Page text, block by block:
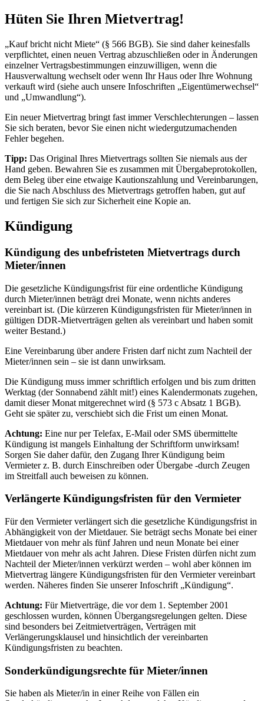
Hüten Sie Ihren Mietvertrag!
„Kauf bricht nicht Miete“ (§ 566 BGB). Sie sind daher keinesfalls
verpflichtet, einen neuen Vertrag abzuschließen oder in Änderungen
einzelner Vertragsbestimmungen einzuwilligen, wenn die
Hausverwaltung wechselt oder wenn Ihr Haus oder Ihre Wohnung
verkauft wird (siehe auch unsere Infoschriften „Eigentümerwechsel“
und „Umwandlung“).
Ein neuer Mietvertrag bringt fast immer Verschlechterungen – lassen
Sie sich beraten, bevor Sie einen nicht wiedergutzumachenden
Fehler begehen.
Tipp: Das Original Ihres Mietvertrags sollten Sie niemals aus der
Hand geben. Bewahren Sie es zusammen mit Übergabeprotokollen,
dem Beleg über eine etwaige Kautionszahlung und Vereinbarungen,
die Sie nach Abschluss des Mietvertrags getroffen haben, gut auf
und fertigen Sie sich zur Sicherheit eine Kopie an.
Kündigung
Kündigung des unbefristeten Mietvertrags durch
Mieter/innen
Die gesetzliche Kündigungsfrist für eine ordentliche Kündigung
durch Mieter/innen beträgt drei Monate, wenn nichts anderes
vereinbart ist. (Die kürzeren Kündigungsfristen für Mieter/innen in
gültigen DDR-Mietverträgen gelten als vereinbart und haben somit
weiter Bestand.)
Eine Vereinbarung über andere Fristen darf nicht zum Nachteil der
Mieter/innen sein – sie ist dann unwirksam.
Die Kündigung muss immer schriftlich erfolgen und bis zum dritten
Werktag (der Sonnabend zählt mit!) eines Kalendermonats zugehen,
damit dieser Monat mitgerechnet wird (§ 573 c Absatz 1 BGB).
Geht sie später zu, verschiebt sich die Frist um einen Monat.
Achtung: Eine nur per Telefax, E-Mail oder SMS übermittelte
Kündigung ist mangels Einhaltung der Schriftform unwirksam!
Sorgen Sie daher dafür, den Zugang Ihrer Kündigung beim
Vermieter z. B. durch Einschreiben oder Übergabe -durch Zeugen
im Streitfall auch beweisen zu können.
Verlängerte Kündigungsfristen für den Vermieter
Für den Vermieter verlängert sich die gesetzliche Kündigungsfrist in
Abhängigkeit von der Mietdauer. Sie beträgt sechs Monate bei einer
Mietdauer von mehr als fünf Jahren und neun Monate bei einer
Mietdauer von mehr als acht Jahren. Diese Fristen dürfen nicht zum
Nachteil der Mieter/innen verkürzt werden – wohl aber können im
Mietvertrag längere Kündigungsfristen für den Vermieter vereinbart
werden. Näheres finden Sie unserer Infoschrift „Kündigung“.
Achtung: Für Mietverträge, die vor dem 1. September 2001
geschlossen wurden, können Übergangsregelungen gelten. Diese
sind besonders bei Zeitmietverträgen, Verträgen mit
Verlängerungsklausel und hinsichtlich der vereinbarten
Kündigungsfristen zu beachten.
Sonderkündigungsrechte für Mieter/innen
Sie haben als Mieter/in in einer Reihe von Fällen ein